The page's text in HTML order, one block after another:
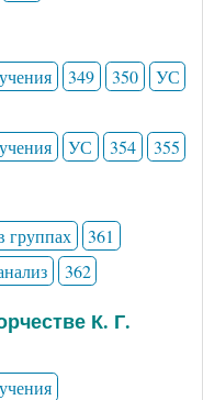
349 350
УС
УС 354 355
группах
361
362
К. Г.